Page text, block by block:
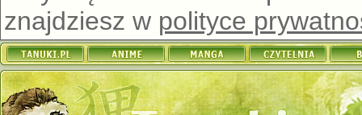
znajdziesz w polityce